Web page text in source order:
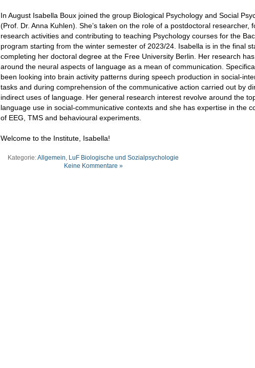
In August Isabella Boux joined the group Biological Psychology and Social
(Prof. Dr. Anna Kuhlen). She’s taken on the role of a postdoctoral researcher,
research activities and contributing to teaching Psychology courses for the
program starting from the winter semester of 2023/24. Isabella is in the final
completing her doctoral degree at the Free University Berlin. Her research
around the neural aspects of language as a mean of communication.
been looking into brain activity patterns during speech production in social-
tasks and during comprehension of the communicative action carried out by
indirect uses of language. Her general research interest revolve around the
language use in social-communicative contexts and she has expertise in the
of EEG, TMS and behavioural experiments.
Welcome to the Institute, Isabella!
Kategorie:Allgemein, LuF Biologische und Sozialpsychologie
Keine Kommentare »